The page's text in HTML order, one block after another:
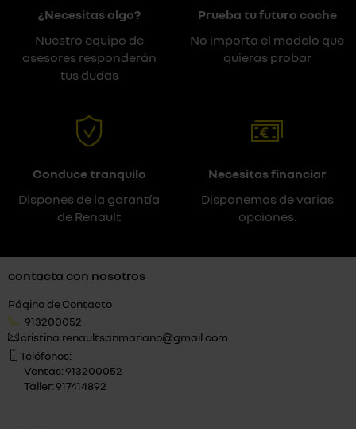
¿Necesitas algo?
Nuestro equipo de
asesores responderán
tus dudas
Prueba tu futuro coche
No importa el modelo que
quieras probar
Conduce tranquilo
Dispones de la garantía
de Renault
Necesitas financiar
Disponemos de varias
opciones.
contacta con nosotros
Página de Contacto
913200052
cristina.renaultsanmariano@gmail.com
Teléfonos:
Ventas: 913200052
Taller: 917414892